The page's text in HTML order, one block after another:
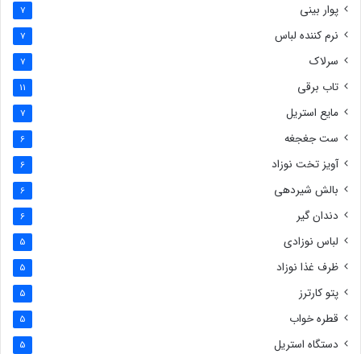
پوار بینی 7
نرم کننده لباس 7
سرلاک 7
تاب برقی 11
مایع استریل 7
ست جغجغه 6
آویز تخت نوزاد 6
بالش شیردهی 6
دندان گیر 6
لباس نوزادی 5
ظرف غذا نوزاد 5
پتو کارترز 5
قطره خواب 5
دستگاه استریل 5